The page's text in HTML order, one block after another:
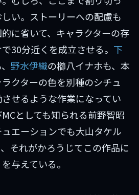
い。ストーリーへの配慮も
に省いて、キャラクターの存
30分近くを成立させる。 下
野水伊織の櫛八イナホも、本
クターの色を別種のシチュ
せるような作業になってい
としても知られる前野智昭
エーションでも大山タケル
それがかろうじてこの作品に
与えている。